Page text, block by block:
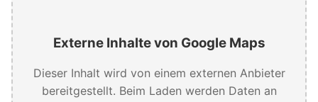
Externe Inhalte von Google Maps
Dieser Inhalt wird von einem externen Anbieter
bereitgestellt. Beim Laden werden Daten an